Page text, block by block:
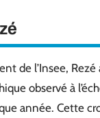
de l’Insee,
observé à
année. Cette